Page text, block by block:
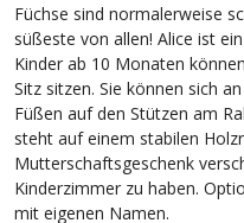
Füchse sind normalerweise
süßeste von allen! Alice ist
Kinder ab 10 Monaten
Sitz sitzen. Sie können sich
Füßen auf den Stützen am
steht auf einem stabilen
Mutterschaftsgeschenk
Kinderzimmer zu haben.
mit eigenen Namen.